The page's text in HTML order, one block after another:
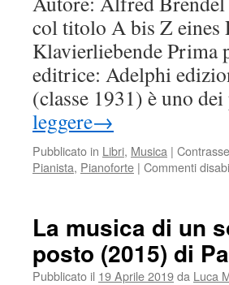
col titolo A bis Z eines
Klavierliebende Prima
editrice: Adelphi
(classe 1931) è uno
leggere→
Pubblicato in Libri, Musica |
Pianista, Pianoforte | Commenti
La musica di un
posto (2015) di
Pubblicato il 19 Aprile 2019da Luca